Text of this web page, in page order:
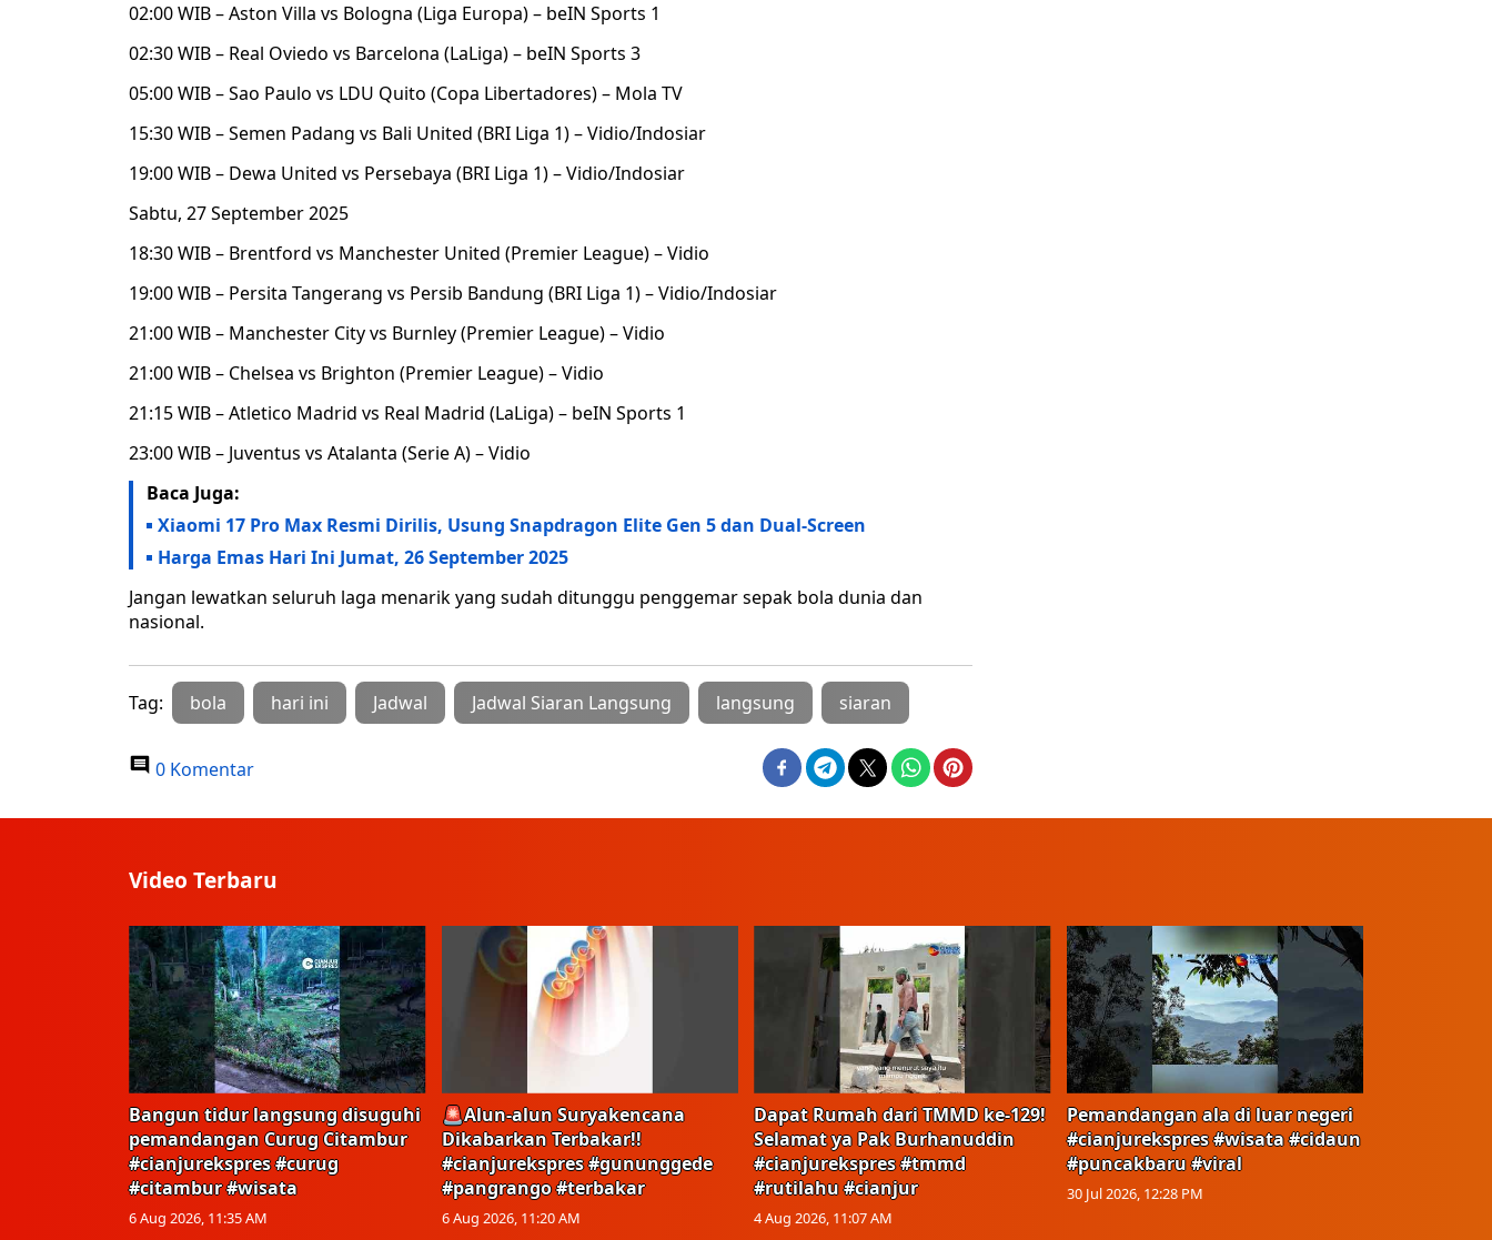
02:00 WIB – Aston Villa vs Bologna (Liga Europa) – beIN Sports 1
02:30 WIB – Real Oviedo vs Barcelona (LaLiga) – beIN Sports 3
05:00 WIB – Sao Paulo vs LDU Quito (Copa Libertadores) – Mola TV
15:30 WIB – Semen Padang vs Bali United (BRI Liga 1) – Vidio/Indosiar
19:00 WIB – Dewa United vs Persebaya (BRI Liga 1) – Vidio/Indosiar
Sabtu, 27 September 2025
18:30 WIB – Brentford vs Manchester United (Premier League) – Vidio
19:00 WIB – Persita Tangerang vs Persib Bandung (BRI Liga 1) – Vidio/Indosiar
21:00 WIB – Manchester City vs Burnley (Premier League) – Vidio
21:00 WIB – Chelsea vs Brighton (Premier League) – Vidio
21:15 WIB – Atletico Madrid vs Real Madrid (LaLiga) – beIN Sports 1
23:00 WIB – Juventus vs Atalanta (Serie A) – Vidio
Baca Juga:
Xiaomi 17 Pro Max Resmi Dirilis, Usung Snapdragon Elite Gen 5 dan Dual-Screen
Harga Emas Hari Ini Jumat, 26 September 2025
Jangan lewatkan seluruh laga menarik yang sudah ditunggu penggemar sepak bola dunia dan
nasional.
Tag: bola hari ini Jadwal Jadwal Siaran Langsung langsung siaran
0 Komentar
Video Terbaru
Bangun tidur langsung disuguhi
pemandangan Curug Citambur
#cianjurekspres #curug
#citambur #wisata
6 Aug 2026, 11:35 AM
🚨Alun-alun Suryakencana
Dikabarkan Terbakar!!
#cianjurekspres #gununggede
#pangrango #terbakar
6 Aug 2026, 11:20 AM
Dapat Rumah dari TMMD ke-129!
Selamat ya Pak Burhanuddin
#cianjurekspres #tmmd
#rutilahu #cianjur
4 Aug 2026, 11:07 AM
Pemandangan ala di luar negeri
#cianjurekspres #wisata #cidaun
#puncakbaru #viral
30 Jul 2026, 12:28 PM